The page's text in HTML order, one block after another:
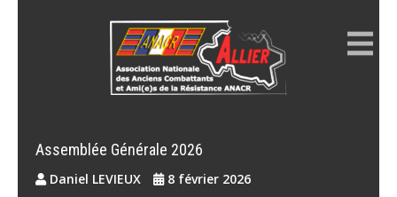
Assemblée Générale 2026
Daniel LEVIEUX 8 février 2026